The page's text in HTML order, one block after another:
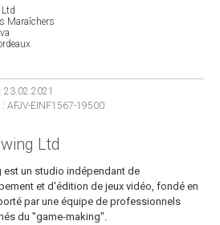
Maraîchers
23.02.2021
: AFJV-EINF1567-19500
Ltd
est un studio indépendant de
et d'édition de jeux vidéo, fondé en
par une équipe de professionnels
du "game-making".